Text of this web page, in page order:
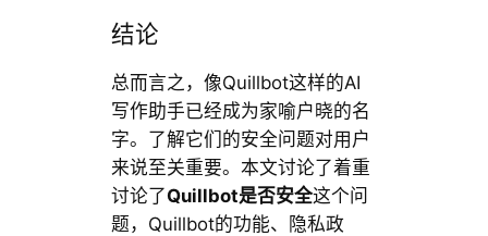
结论
总而言之，像Quillbot这样的AI
写作助手已经成为家喻户晓的名
字。了解它们的安全问题对用户
来说至关重要。本文讨论了着重
讨论了Quillbot是否安全这个问
题，Quillbot的功能、隐私政